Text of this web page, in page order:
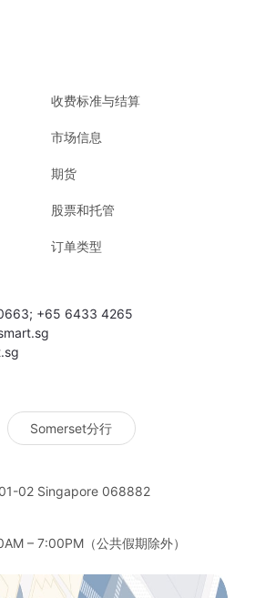
收费标准与结算
市场信息
期货
股票和托管
订单类型
+65 6433 4265
Somerset分行
02 Singapore 068882
– 7:00PM（公共假期除外）